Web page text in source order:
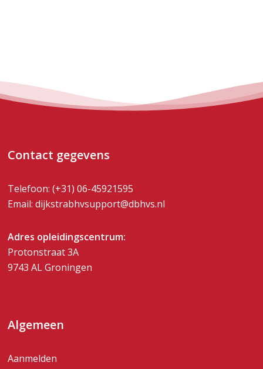
Contact gegevens
Telefoon: (+31) 06-45921595
Email:dijkstrabhvsupport@dbhvs.nl
Adres opleidingscentrum:
Protonstraat 3A
9743 AL Groningen
Algemeen
Aanmelden